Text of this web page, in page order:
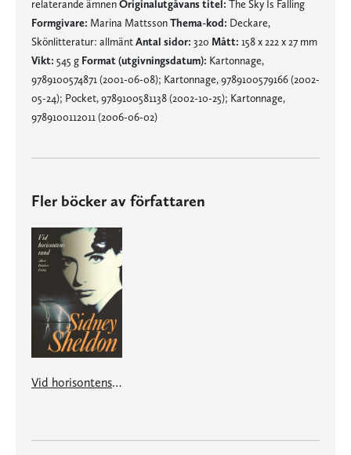
relaterande ämnenOriginalutgåvans titel: The Sky Is Falling
Formgivare: Marina MattssonThema-kod: Deckare,
Skönlitteratur: allmäntAntal sidor: 320 Mått: 158 x 222 x 27 mm
Vikt: 545 g Format (utgivningsdatum): Kartonnage,
9789100574871 (2001-06-08); Kartonnage, 9789100579166 (2002-
05-24); Pocket, 9789100581138 (2002-10-25); Kartonnage,
9789100112011 (2006-06-02)
Fler böcker av författaren
Vid horisontens rand